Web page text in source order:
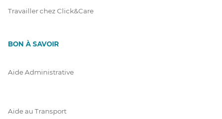
Travailler chez Click&Care
BON À SAVOIR
Aide Administrative
Aide au Transport